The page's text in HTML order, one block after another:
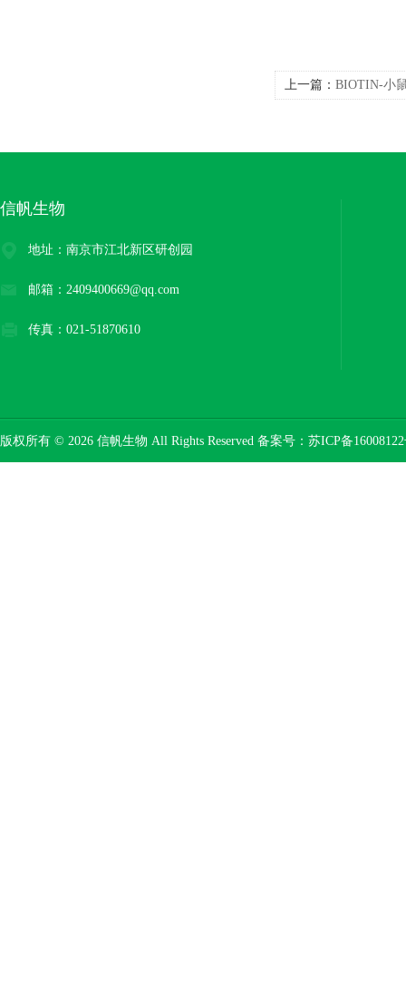
上一篇： BIOTIN-小
信帆生物
地址：南京市江北新区研创园
邮箱：2409400669@qq.com
传真：021-51870610
版权所有 © 2026 信帆生物 All Rights Reserved 备案号： 苏ICP备